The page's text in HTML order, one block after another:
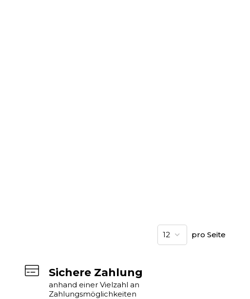
pro Seite
Sichere Zahlung
anhand einer Vielzahl an
Zahlungsmöglichkeiten